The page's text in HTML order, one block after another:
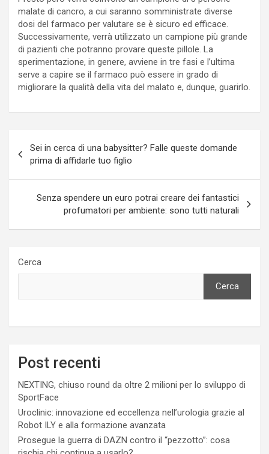
malate di cancro, a cui saranno somministrate diverse
dosi del farmaco per valutare se è sicuro ed efficace.
Successivamente, verrà utilizzato un campione più grande
di pazienti che potranno provare queste pillole. La
sperimentazione, in genere, avviene in tre fasi e l’ultima
serve a capire se il farmaco può essere in grado di
migliorare la qualità della vita del malato e, dunque, guarirlo.
articoli
Sei in cerca di una babysitter? Falle queste domande
prima di affidarle tuo figlio
Senza spendere un euro potrai creare dei fantastici
profumatori per ambiente: sono tutti naturali
Cerca
Cerca
Post recenti
NEXTING, chiuso round da oltre 2 milioni per lo sviluppo di
SportFace
Uroclinic: innovazione ed eccellenza nell’urologia grazie al
Robot ILY e alla formazione avanzata
Prosegue la guerra di DAZN contro il “pezzotto”: cosa